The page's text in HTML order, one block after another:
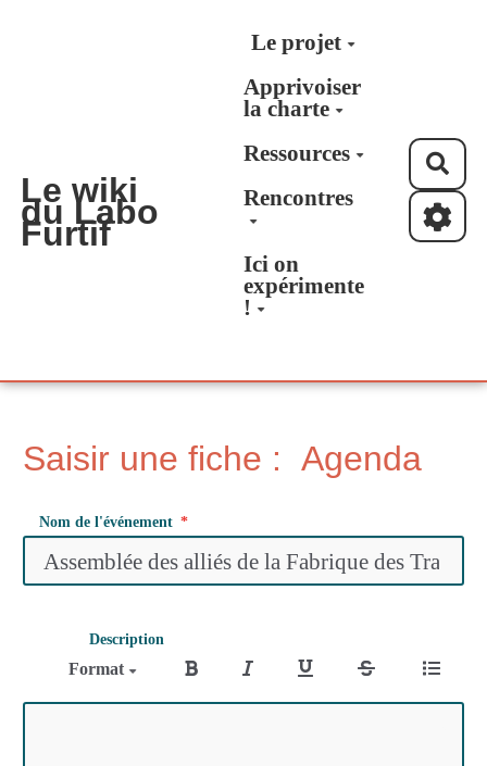
Aller au contenu principal
Le wiki
du Labo
Furtif
Le projet
Apprivoiser
la charte
Ressources
Rencontres
Ici on
expérimente
!
Saisir une fiche : Agenda
Nom de l'événement
Description
Format